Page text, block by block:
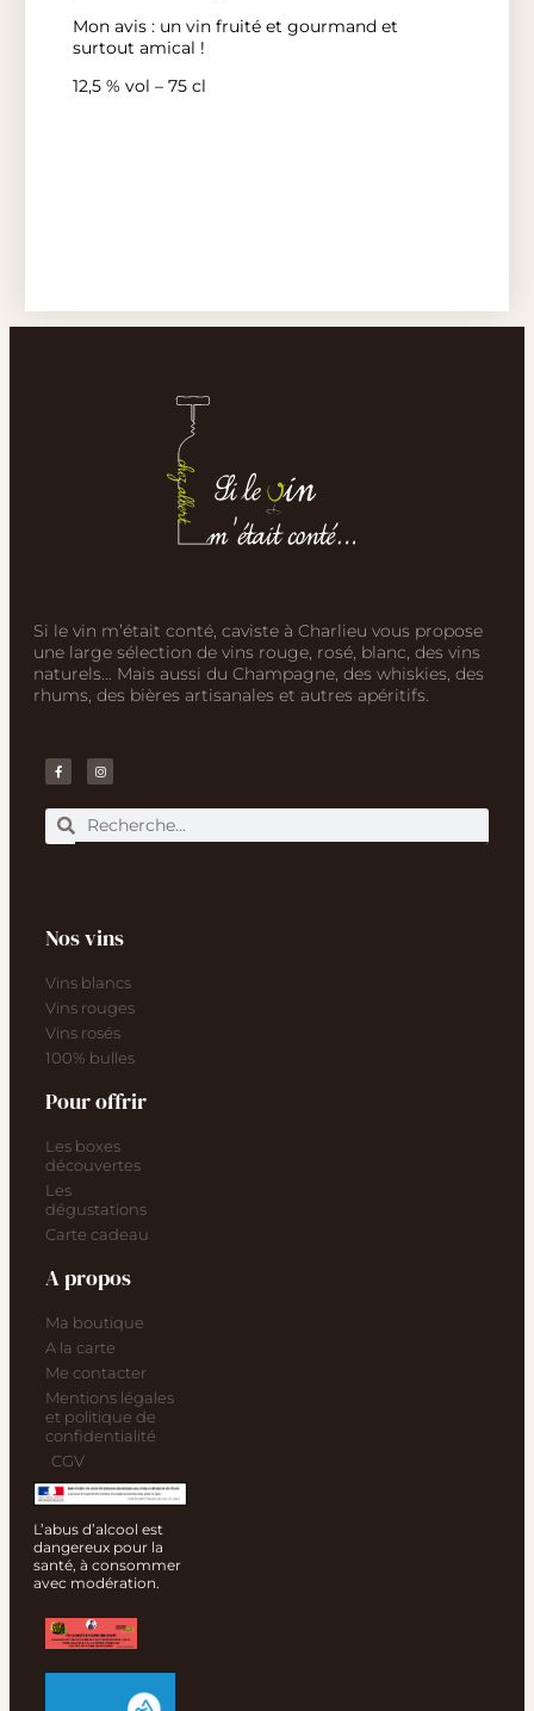
Mon avis : un vin fruité et gourmand et
surtout amical !
12,5 % vol – 75 cl
Si le vin m’était conté, caviste à Charlieu vous propose
une large sélection de vins rouge, rosé, blanc, des vins
naturels… Mais aussi du Champagne, des whiskies, des
rhums, des bières artisanales et autres apéritifs.
Nos vins
Vins blancs
Vins rouges
Vins rosés
100% bulles
Pour offrir
Les boxes
découvertes
Les
dégustations
Carte cadeau
A propos
Ma boutique
A la carte
Me contacter
Mentions légales
et politique de
confidentialité
CGV
L’abus d’alcool est
dangereux pour la
santé, à consommer
avec modération.